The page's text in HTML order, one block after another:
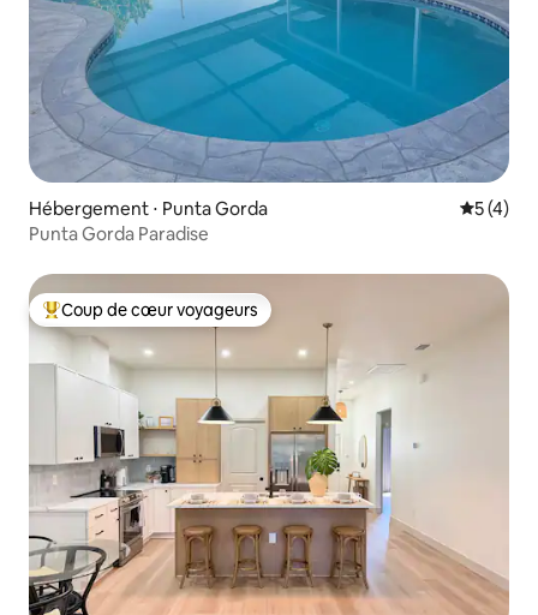
Hébergement ⋅ Punta Gorda
5 (4)
Punta Gorda Paradise
Coups de cœur voyageurs les plus appréciés
Coup de cœur voyageurs